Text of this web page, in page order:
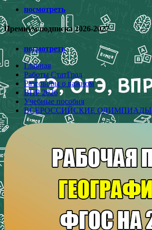
посмотреть
Премиум подписка 2026-2027
посмотреть
Главная
Работы СтатГрад
Разговоры о важном
ВПР 2026
Учебные пособия
ВСЕРОССИЙСКИЕ ОЛИМПИАДЫ